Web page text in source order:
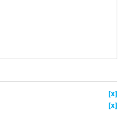
[x]
[x]